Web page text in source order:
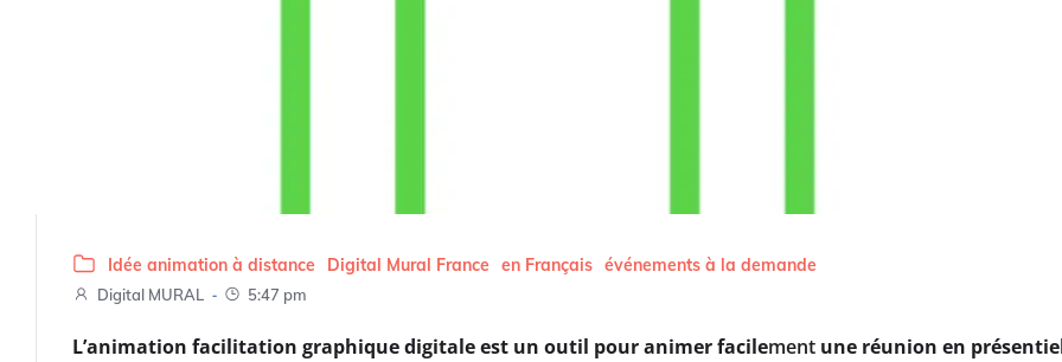
Idée animation à distance Digital Mural France en Français événements à la demande
Digital MURAL - 5:47 pm
L’animation facilitation graphique digitale est un outil pour animerfacilement une réunion en